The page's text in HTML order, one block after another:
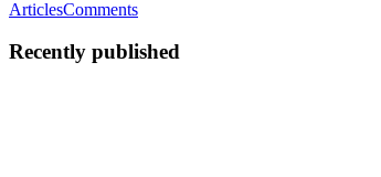
ArticlesComments
Recently published